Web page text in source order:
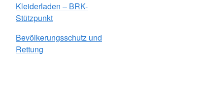
Kleiderladen – BRK-
Stützpunkt
Bevölkerungsschutz und
Rettung